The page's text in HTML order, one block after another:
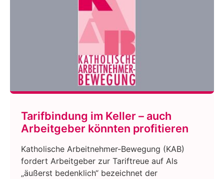
Tarifbindung im Keller – auch
Arbeitgeber könnten profitieren
Katholische Arbeitnehmer-Bewegung (KAB)
fordert Arbeitgeber zur Tariftreue auf Als
„äußerst bedenklich“ bezeichnet der